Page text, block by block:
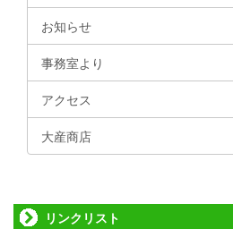
お知らせ
事務室より
アクセス
大産商店
リンクリスト